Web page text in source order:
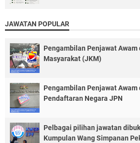
JAWATAN POPULAR
Pengambilan Penjawat
Masyarakat (JKM)
Pengambilan Penjawat Awam
Pendaftaran Negara JPN
Pelbagai pilihan jawatan
Kumpulan Wang Simpanan